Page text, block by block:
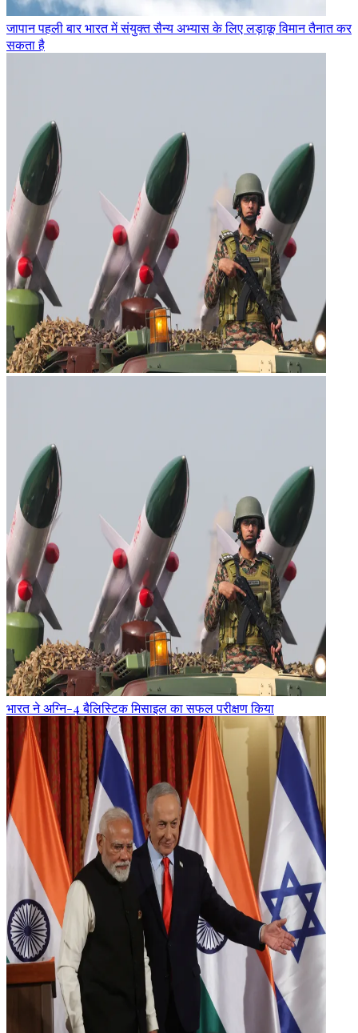
जापान पहली बार भारत में संयुक्त सैन्य अभ्यास के लिए लड़ाकू विमान तैनात कर
सकता है
भारत ने अग्नि-4 बैलिस्टिक मिसाइल का सफल परीक्षण किया